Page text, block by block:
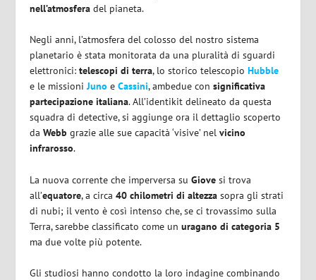
nell’atmosfera del pianeta.
Negli anni, l’atmosfera del colosso del nostro sistema
planetario è stata monitorata da una pluralità di sguardi
elettronici:telescopi di terra, lo storico telescopioHubble
e le missioniJuno eCassini, ambedue consignificativa
partecipazione italiana. All’identikit delineato da questa
squadra di detective, si aggiunge ora il dettaglio scoperto
daWebb grazie alle sue capacità ‘visive’ nelvicino
infrarosso.
La nuova corrente che imperversa suGiove si trova
all’equatore, a circa 40 chilometri di altezza sopra gli strati
di nubi; il vento è così intenso che, se ci trovassimo sulla
Terra, sarebbe classificato come unuragano di categoria 5
ma due volte più potente.
Gli studiosi hanno condotto la loro indagine combinando